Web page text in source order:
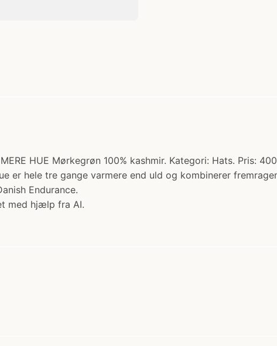
HUE Mørkegrøn 100% kashmir. Kategori: Hats. Pris:
er hele tre gange varmere end uld og kombinerer
Endurance.
med hjælp fra AI.